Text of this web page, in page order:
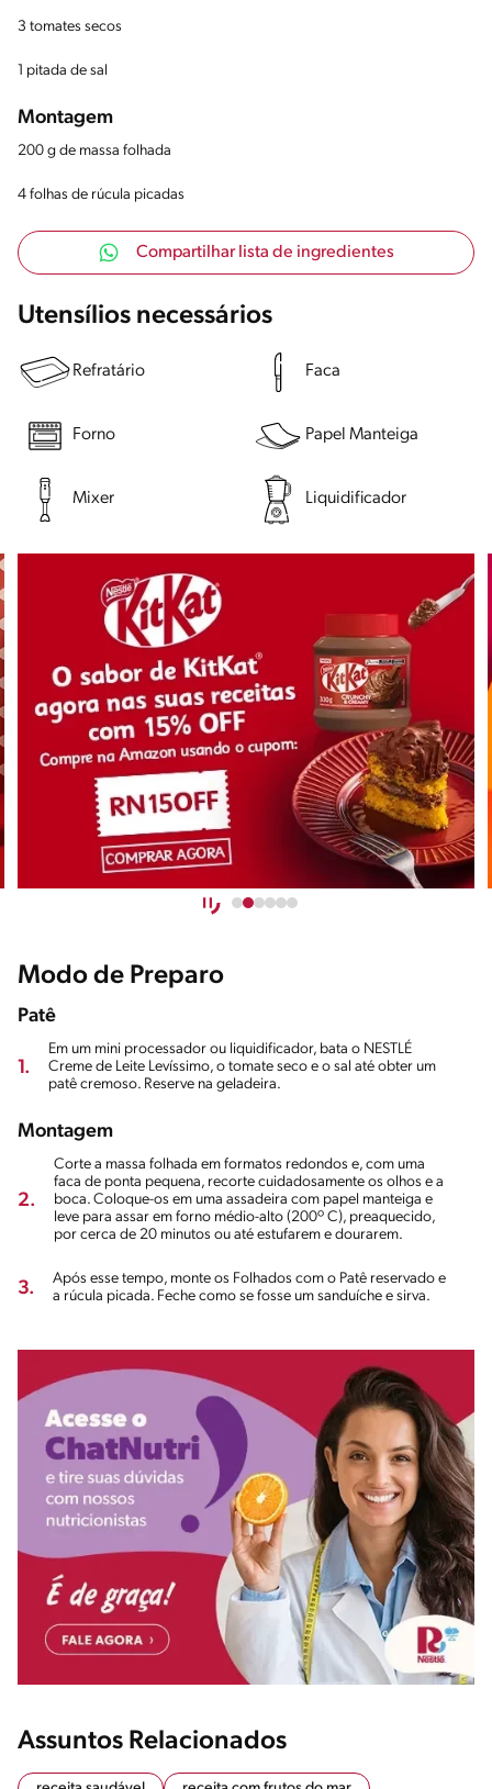
3 tomates secos
1 pitada de sal
Montagem
200 g de massa folhada
4 folhas de rúcula picadas
Compartilhar lista de ingredientes
Utensílios necessários
Refratário Faca
Forno Papel Manteiga
Mixer Liquidificador
Modo de Preparo
Patê
1.
Em um mini processador ou liquidificador, bata o NESTLÉ
Creme de Leite Levíssimo, o tomate seco e o sal até obter um
patê cremoso. Reserve na geladeira.
Montagem
2.
Corte a massa folhada em formatos redondos e, com uma
faca de ponta pequena, recorte cuidadosamente os olhos e a
boca. Coloque-os em uma assadeira com papel manteiga e
leve para assar em forno médio-alto (200º C), preaquecido,
por cerca de 20 minutos ou até estufarem e dourarem.
3.
Após esse tempo, monte os Folhados com o Patê reservado e
a rúcula picada. Feche como se fosse um sanduíche e sirva.
Assuntos Relacionados